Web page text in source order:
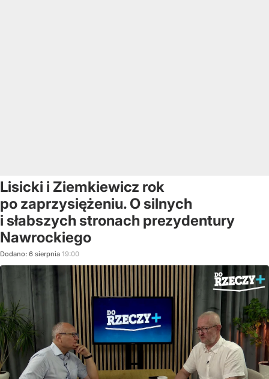
Lisicki i Ziemkiewicz rok
po zaprzysiężeniu. O silnych
i słabszych stronach prezydentury
Nawrockiego
Dodano: 6 sierpnia 19:00